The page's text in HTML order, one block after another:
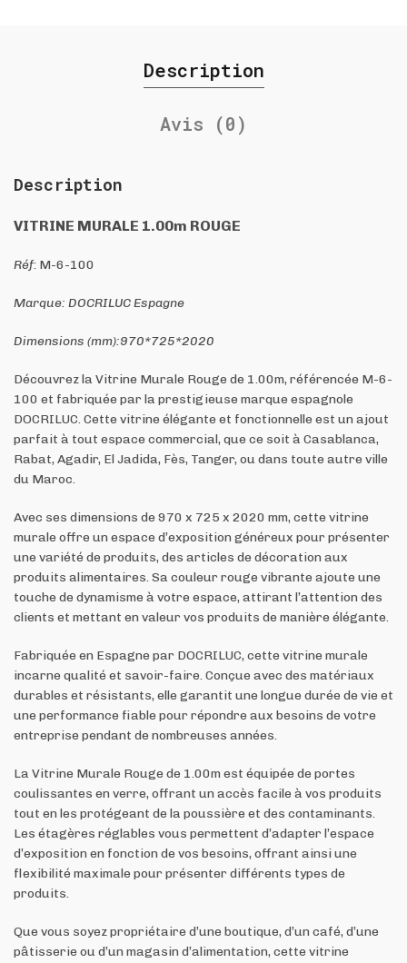
Description
Avis (0)
Description
VITRINE MURALE 1.00m ROUGE
Réf: M-6-100
Marque: DOCRILUC Espagne
Dimensions (mm):970*725*2020
Découvrez la Vitrine Murale Rouge de 1.00m, référencée M-6-
100 et fabriquée par la prestigieuse marque espagnole
DOCRILUC. Cette vitrine élégante et fonctionnelle est un ajout
parfait à tout espace commercial, que ce soit à Casablanca,
Rabat, Agadir, El Jadida, Fès, Tanger, ou dans toute autre ville
du Maroc.
Avec ses dimensions de 970 x 725 x 2020 mm, cette vitrine
murale offre un espace d’exposition généreux pour présenter
une variété de produits, des articles de décoration aux
produits alimentaires. Sa couleur rouge vibrante ajoute une
touche de dynamisme à votre espace, attirant l’attention des
clients et mettant en valeur vos produits de manière élégante.
Fabriquée en Espagne par DOCRILUC, cette vitrine murale
incarne qualité et savoir-faire. Conçue avec des matériaux
durables et résistants, elle garantit une longue durée de vie et
une performance fiable pour répondre aux besoins de votre
entreprise pendant de nombreuses années.
La Vitrine Murale Rouge de 1.00m est équipée de portes
coulissantes en verre, offrant un accès facile à vos produits
tout en les protégeant de la poussière et des contaminants.
Les étagères réglables vous permettent d’adapter l’espace
d’exposition en fonction de vos besoins, offrant ainsi une
flexibilité maximale pour présenter différents types de
produits.
Que vous soyez propriétaire d’une boutique, d’un café, d’une
pâtisserie ou d’un magasin d’alimentation, cette vitrine